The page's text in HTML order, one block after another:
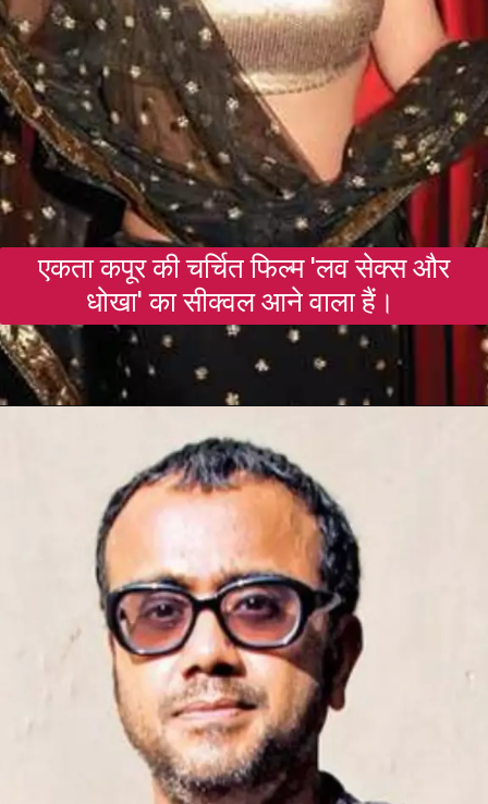
एकता कपूर की चर्चित फिल्म 'लव सेक्स और
धोखा' का सीक्वल आने वाला हैं।